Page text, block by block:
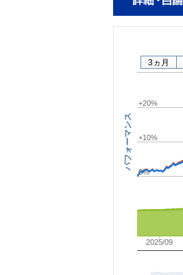
パフォーマンス
2025/09
0%
+10%
+20%
3ヵ月